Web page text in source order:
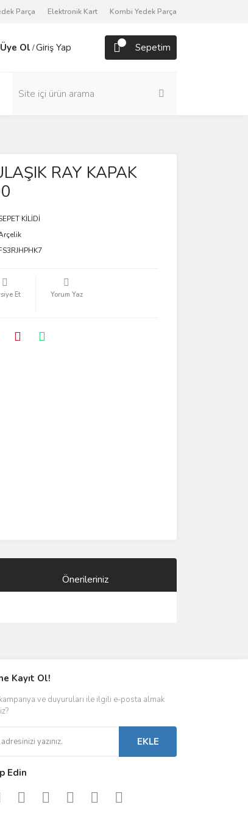
Parça Elektronik Kart Kombi Yedek Parça
Üye Ol /Giriş Yap Sepetim
RAY KAPAK
KİLİDİ
Et Yorum Yaz
Önerileriniz
Kayıt Ol!
kampanya ve duyuruları ile ilgili e-posta almak
EKLE
Edin